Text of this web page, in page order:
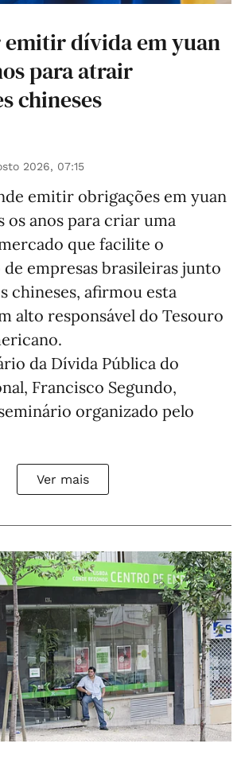
dívida em yuan
para atrair
chineses
2026, 07:15
emitir obrigações em yuan
os anos para criar uma
que facilite o
empresas brasileiras junto
chineses, afirmou esta
alto responsável do Tesouro
da Dívida Pública do
Francisco Segundo,
organizado pelo
Ver mais